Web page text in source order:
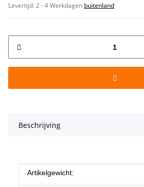
Levertijd:2 - 4 Werkdagen buitenland
Beschrijving
#productDetails.itemInformation#
#productDetails.itemValue#
Artikelgewicht: